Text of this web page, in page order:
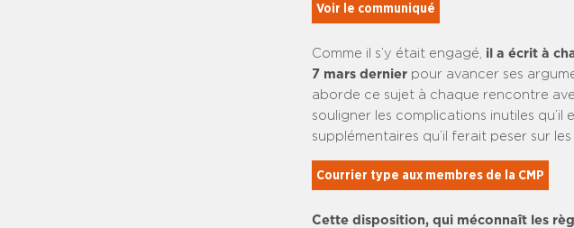
Voir le communiqué
Comme il s’y était engagé, il a écrit à
7 mars dernier pour avancer ses
aborde ce sujet à chaque rencontre
souligner les complications inutiles
supplémentaires qu’il ferait peser sur les
Courrier type aux membres de la CMP
Cette disposition, qui méconnaît les